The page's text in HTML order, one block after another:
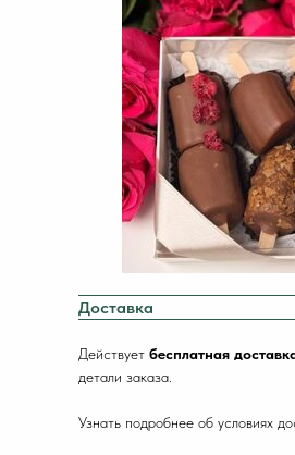
Доставка
Действует бесплатная
детали заказа.
Узнать подробнее об условиях